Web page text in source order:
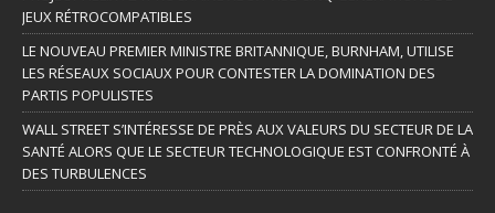
JEUX RÉTROCOMPATIBLES
LE NOUVEAU PREMIER MINISTRE BRITANNIQUE, BURNHAM, UTILISE
LES RÉSEAUX SOCIAUX POUR CONTESTER LA DOMINATION DES
PARTIS POPULISTES
WALL STREET S’INTÉRESSE DE PRÈS AUX VALEURS DU SECTEUR DE LA
SANTÉ ALORS QUE LE SECTEUR TECHNOLOGIQUE EST CONFRONTÉ À
DES TURBULENCES